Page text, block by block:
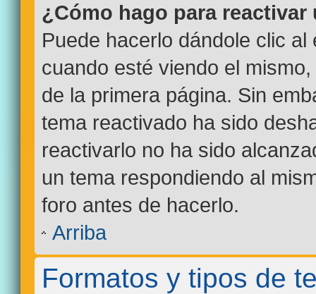
¿Cómo hago para reactivar
Puede hacerlo dándole clic
cuando esté viendo el
de la primera página. Sin
tema reactivado ha sido
reactivarlo no ha sido
un tema respondiendo al
foro antes de hacerlo.
Arriba
Formatos y tipos de